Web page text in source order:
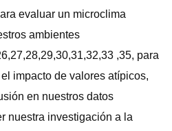
evaluar un microclima
ambientes
,35, para
impacto de valores atípicos,
en nuestros datos
nuestra investigación a la